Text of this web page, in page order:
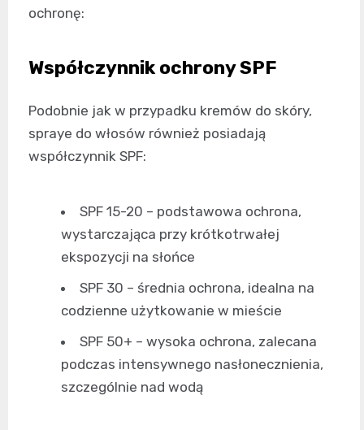
ochronę:
Współczynnik ochrony SPF
Podobnie jak w przypadku kremów do skóry,
spraye do włosów również posiadają
współczynnik SPF:
SPF 15-20 – podstawowa ochrona,
wystarczająca przy krótkotrwałej
ekspozycji na słońce
SPF 30 – średnia ochrona, idealna na
codzienne użytkowanie w mieście
SPF 50+ – wysoka ochrona, zalecana
podczas intensywnego nasłonecznienia,
szczególnie nad wodą